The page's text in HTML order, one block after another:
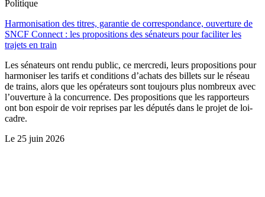
Politique
Harmonisation des titres, garantie de correspondance, ouverture de
SNCF Connect : les propositions des sénateurs pour faciliter les
trajets en train
Les sénateurs ont rendu public, ce mercredi, leurs propositions pour
harmoniser les tarifs et conditions d’achats des billets sur le réseau
de trains, alors que les opérateurs sont toujours plus nombreux avec
l’ouverture à la concurrence. Des propositions que les rapporteurs
ont bon espoir de voir reprises par les députés dans le projet de loi-
cadre.
Le 25 juin 2026